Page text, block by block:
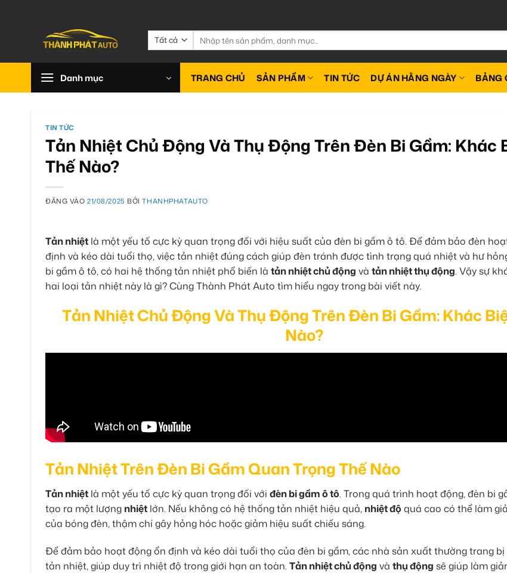
Tìm
kiếm:
Danh mục TRANG CHỦ SẢN PHẨM TIN TỨC DỰ ÁN HẰNG NGÀY BẢNG
TIN TỨC
Tản Nhiệt Chủ Động Và Thụ Động Trên Đèn Bi Gầm: Khác
Thế Nào?
ĐĂNG VÀO21/08/2025 BỞITHANHPHATAUTO
Tản nhiệt là một yếu tố cực kỳ quan trọng đối với hiệu suất của đèn bi gầm ô tô. Để đảm bảo đèn
định và kéo dài tuổi thọ, việc tản nhiệt đúng cách giúp đèn tránh được tình trạng quá nhiệt và hư
bi gầm ô tô, có hai hệ thống tản nhiệt phổ biến là tản nhiệt chủ động và tản nhiệt thụ động. Vậy sự
hai loại tản nhiệt này là gì? Cùng Thành Phát Auto tìm hiểu ngay trong bài viết này.
Tản Nhiệt Chủ Động Và Thụ Động Trên Đèn Bi Gầm: Khác
Nào?
Tản Nhiệt Trên Đèn Bi Gầm Quan Trọng Thế Nào
Tản nhiệt là một yếu tố cực kỳ quan trọng đối với đèn bi gầm ô tô. Trong quá trình hoạt động, đèn bi
tạo ra một lượng nhiệt lớn. Nếu không có hệ thống tản nhiệt hiệu quả, nhiệt độ quá cao có thể làm
của bóng đèn, thậm chí gây hỏng hóc hoặc giảm hiệu suất chiếu sáng.
Để đảm bảo hoạt động ổn định và kéo dài tuổi thọ của đèn bi gầm, các nhà sản xuất thường trang
tản nhiệt, giúp duy trì nhiệt độ trong giới hạn an toàn.Tản nhiệt chủ động và thụ động sẽ giúp làm